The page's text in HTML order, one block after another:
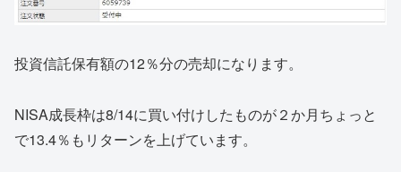
投資信託保有額の12％分の売却になります。
NISA成長枠は8/14に買い付けしたものが２か月ちょっと
で13.4％もリターンを上げています。